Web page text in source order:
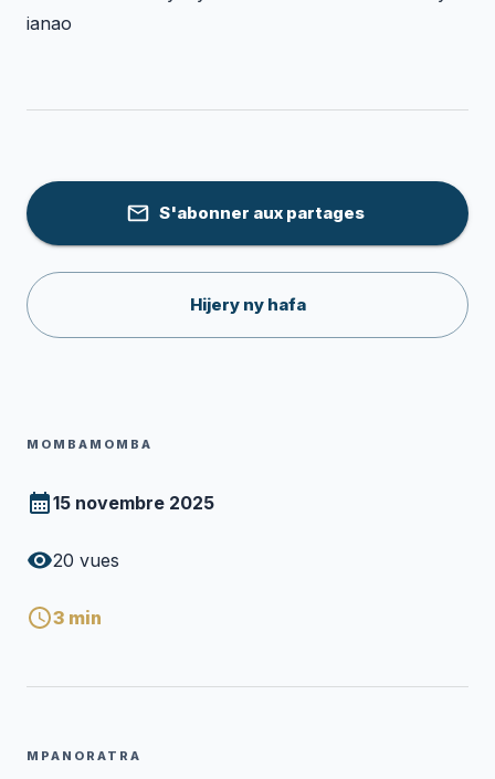
ianao
S'abonner aux partages
Hijery ny hafa
MOMBAMOMBA
15 novembre 2025
20 vues
3 min
MPANORATRA